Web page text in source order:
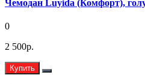
Чемодан Luyida (Комфорт),
0
2 500р.
Купить